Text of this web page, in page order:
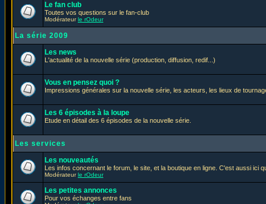
Le fan club
Toutes vos questions sur le fan-club
Modérateurle rOdeur
La série 2009
Les news
L'actualité de la nouvelle série (production, diffusion, redif...)
Vous en pensez quoi ?
Impressions générales sur la nouvelle série, les acteurs, les lieux de
Les 6 épisodes à la loupe
Etude en détail des 6 épisodes de la nouvelle série.
Les services
Les nouveautés
Les infos concernant le forum, le site, et la boutique en ligne. C'est aussi ici
Modérateurle rOdeur
Les petites annonces
Pour vos échanges entre fans